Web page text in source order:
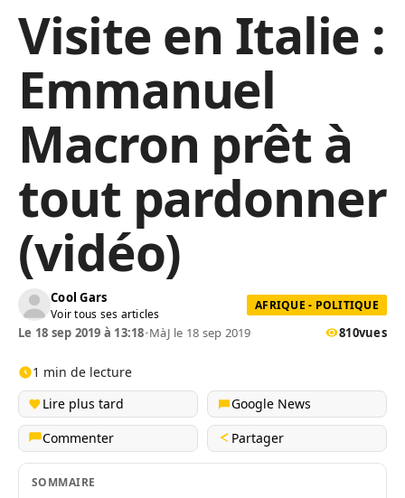
Visite en Italie :
Emmanuel
Macron prêt à
tout pardonner
(vidéo)
Cool Gars
Voir tous ses articles
AFRIQUE - POLITIQUE
Le 18 sep 2019 à 13:18•MàJ le 18 sep 2019 810vues
1 min de lecture
Lire plus tard
Google News
Commenter
Partager
SOMMAIRE